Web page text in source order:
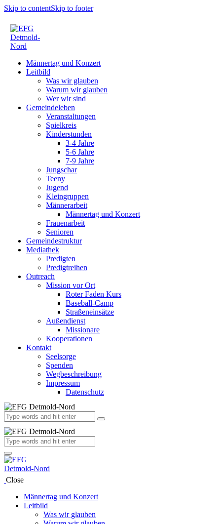
Skip to contentSkip to footer
Männertag und Konzert
Leitbild
Was wir glauben
Warum wir glauben
Wer wir sind
Gemeindeleben
Veranstaltungen
Spielkreis
Kinderstunden
3-4 Jahre
5-6 Jahre
7-9 Jahre
Jungschar
Teeny
Jugend
Kleingruppen
Männerarbeit
Männertag und Konzert
Frauenarbeit
Senioren
Gemeindestruktur
Mediathek
Predigten
Predigtreihen
Outreach
Mission vor Ort
Roter Faden Kurs
Baseball-Camp
Straßeneinsätze
Außendienst
Missionare
Kooperationen
Kontakt
Seelsorge
Spenden
Wegbeschreibung
Impressum
Datenschutz
Close
Männertag und Konzert
Leitbild
Was wir glauben